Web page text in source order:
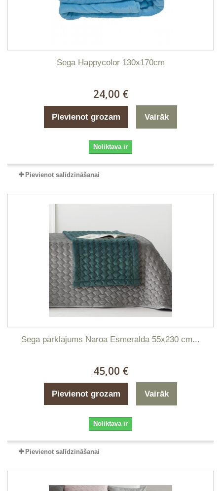
Sega Happycolor 130x170cm
24,00 €
Pievienot grozam Vairāk
Noliktava ir
Pievienot salīdzināšanai
Sega pārklājums Naroa Esmeralda 55x230 cm...
45,00 €
Pievienot grozam Vairāk
Noliktava ir
Pievienot salīdzināšanai